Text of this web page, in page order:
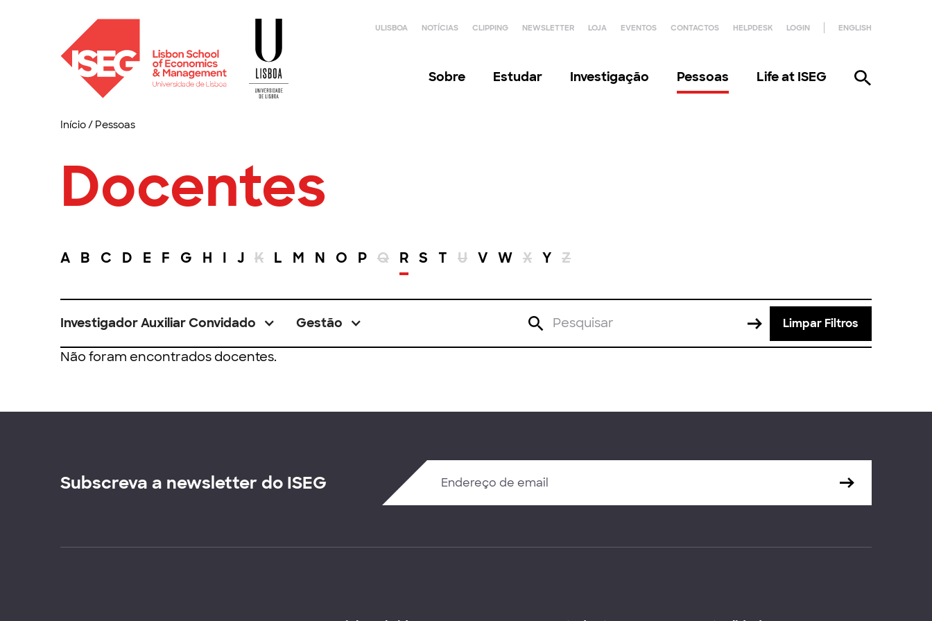
ULISBOA NOTÍCIAS CLIPPING NEWSLETTER LOJA EVENTOS CONTACTOS HELPDESK LOGIN ENGLISH
Sobre Estudar Investigação Pessoas Life at ISEG
Início/ Pessoas
Docentes
A B C D E F G H I J K L M N O P Q R S T U V W X Y Z
Investigador Auxiliar Convidado Gestão Limpar Filtros
Não foram encontrados docentes.
Subscreva a newsletter do ISEG